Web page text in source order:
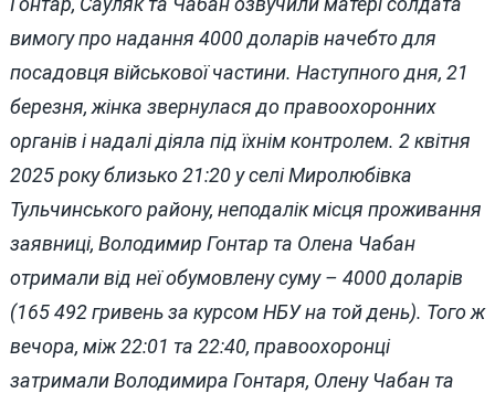
вимогу про надання 4000 доларів начебто для
посадовця військової частини. Наступного дня, 21
березня, жінка звернулася до правоохоронних
органів і надалі діяла під їхнім контролем. 2 квітня
2025 року близько 21:20 у селі Миролюбівка
Тульчинського району, неподалік місця проживання
заявниці, Володимир Гонтар та Олена Чабан
отримали від неї обумовлену суму – 4000 доларів
(165 492 гривень за курсом НБУ на той день). Того ж
вечора, між 22:01 та 22:40, правоохоронці
затримали Володимира Гонтаря, Олену Чабан та